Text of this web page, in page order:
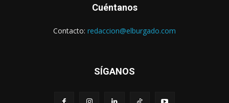
Cuéntanos
Contacto: redaccion@elburgado.com
SÍGANOS